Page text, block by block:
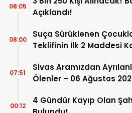
Açıklandı!
08:05
Suça Sürüklenen
Teklifinin İlk 2 Maddesi
08:00
Sivas Aramızdan
Ölenler – 06 Ağustos
07:51
4 Gündür Kayıp Olan
00:12